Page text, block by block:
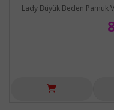
Lady Büyük Beden Pamuk